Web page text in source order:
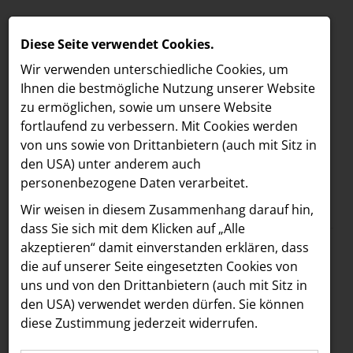
MELDUNGEN
LOEBELL NORDBERG
INNER
aehre
Astoria Artshow
B/S/H Hausgeräte
Meldungen / aehre
Text Bilder
14.11.2023
Wir haben die aehre!
2. Ausgabe des neuen
Diese Seite verwendet Cookies.
Wir verwenden unterschiedliche Cookies, um
Ihnen die best­mögliche Nutzung unserer Website
zu ermöglichen, sowie um unsere Website
fortlaufend zu verbessern. Mit Cookies werden
von uns sowie von Drittanbietern (auch mit Sitz in
den USA) unter anderem auch
personenbezogene Daten verarbeitet.
Wir weisen in diesem Zusammenhang darauf hin,
dass Sie sich mit dem Klicken auf „Alle
akzeptieren“ damit ein­ver­standen erklären, dass
die auf unserer Seite eingesetzten Cookies von
uns und von den Drittanbietern (auch mit Sitz in
den USA) verwendet werden dürfen. Sie können
diese Zustimmung jederzeit widerrufen.